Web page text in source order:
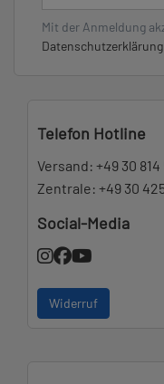
Mit der Anmeldung
Datenschutzerklärung
Telefon Hotline
Versand: +49 30 814
Zentrale: +49 30
Social-Media
Widerruf